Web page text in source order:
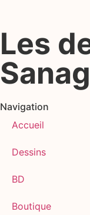
Les
Navigation
Accueil
Dessins
BD
Boutique